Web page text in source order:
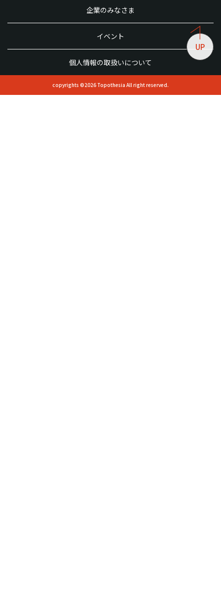
企業のみなさま
イベント
個人情報の取扱いについて
UP
copyrights ©2026 Topothesia All right reserved.